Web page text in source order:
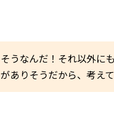
そうなんだ！それ以外に
がありそうだから、考えて